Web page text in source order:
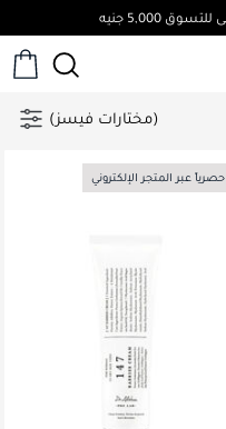
(مختارات فيسز)
حصرياً عبر المتجر الإلكتروني